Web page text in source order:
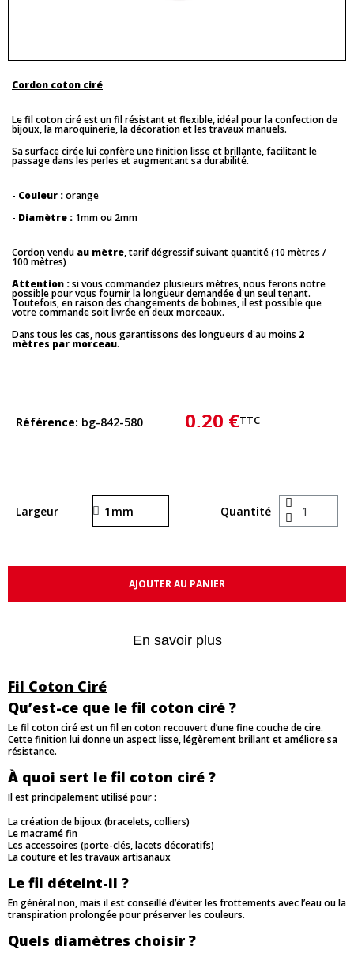
Cordon coton ciré
Le fil coton ciré est un fil résistant et flexible, idéal pour la confection de
bijoux, la maroquinerie, la décoration et les travaux manuels.
Sa surface cirée lui confère une finition lisse et brillante, facilitant le
passage dans les perles et augmentant sa durabilité.
- Couleur :orange
- Diamètre : 1mm ou 2mm
Cordon vendu au mètre, tarif dégressif suivant quantité (10 mètres /
100 mètres)
Attention :si vous commandez plusieurs mètres, nous ferons notre
possible pour vous fournir la longueur demandée d'un seul tenant.
Toutefois, en raison des changements de bobines, il est possible que
votre commande soit livrée en deux morceaux.
Dans tous les cas, nous garantissons des longueurs d'au moins 2
mètres par morceau.
Référence bg-842-580 0,20 €TTC
Largeur Quantité
AJOUTER AU PANIER
En savoir plus
Fil Coton Ciré
Qu’est-ce que le fil coton ciré ?
Le fil coton ciré est un fil en coton recouvert d’une fine couche de cire.
Cette finition lui donne un aspect lisse, légèrement brillant et améliore sa
résistance.
À quoi sert le fil coton ciré ?
Il est principalement utilisé pour :
La création de bijoux (bracelets, colliers)
Le macramé fin
Les accessoires (porte-clés, lacets décoratifs)
La couture et les travaux artisanaux
Le fil déteint-il ?
En général non, mais il est conseillé d’éviter les frottements avec l’eau ou la
transpiration prolongée pour préserver les couleurs.
Quels diamètres choisir ?